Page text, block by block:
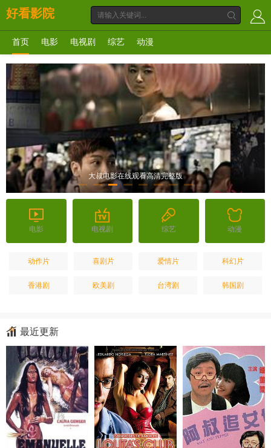
好看影院
首页 电影 电视剧 综艺 动漫
大叔电影在线观看高清完整版
电影 电视剧 综艺 动漫
动作片 喜剧片 爱情片 科幻片
香港剧 欧美剧 台湾剧 韩国剧
最近更新